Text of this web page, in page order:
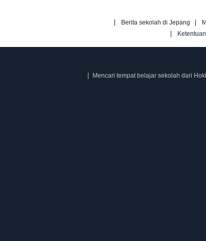
Berita sekolah di Jepang
Mencari tempat belajar sekolah dari